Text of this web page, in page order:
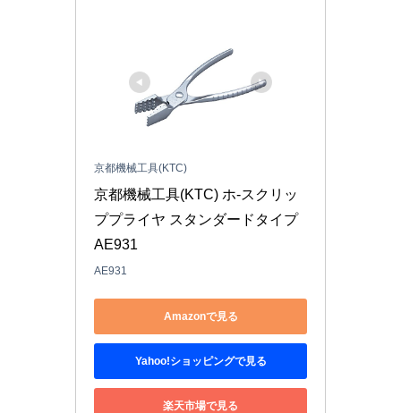
京都機械工具(KTC)
京都機械工具(KTC) ホ-スクリッ
ププライヤ スタンダードタイプ
AE931
AE931
Amazonで見る
Yahoo!ショッピングで見る
楽天市場で見る